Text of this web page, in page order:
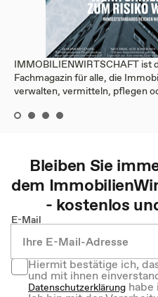
IMMOBILIENWIRTSCHAFT ist
Fachmagazin für alle, die
verwalten, vermitteln, pflegen
Bleiben Sie
dem
- kostenlos
E-Mail
Hiermit bestätige ich,
und mit ihnen
Datenschutzerklärung habe